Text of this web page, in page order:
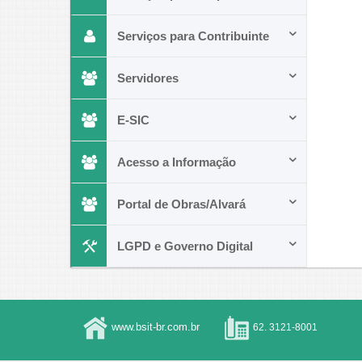
Serviços para Contribuinte
Servidores
E-SIC
Acesso a Informação
Portal de Obras/Alvará
LGPD e Governo Digital
www.bsit-br.com.br 62. 3121-8001